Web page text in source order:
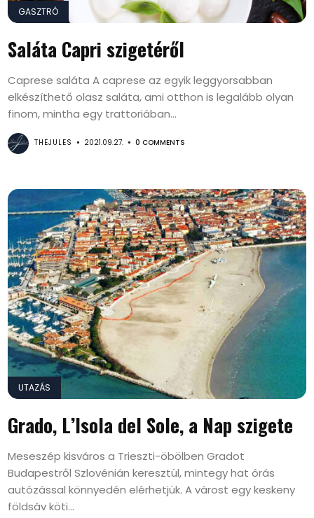
GASZTRÓ
Saláta Capri szigetéről
Caprese saláta A caprese az egyik leggyorsabban
elkészíthető olasz saláta, ami otthon is legalább olyan
finom, mintha egy trattoriában...
THEJULES 2021.09.27. 0 COMMENTS
UTAZÁS
Grado, L’Isola del Sole, a Nap szigete
Meseszép kisváros a Trieszti-öbölben Gradot
Budapestről Szlovénián keresztül, mintegy hat órás
autózással könnyedén elérhetjük. A várost egy keskeny
földsáv köti...